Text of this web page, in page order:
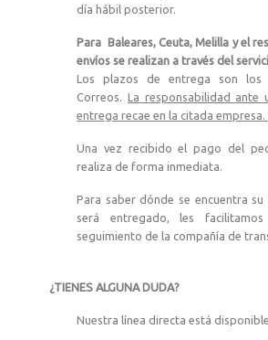
día hábil posterior.
Para Baleares, Ceuta, Melilla y el
envíos se realizan a través del
Los plazos de entrega son los
Correos.La responsabilidad
entrega recae en la citada empresa.
Una vez recibido el pago del
realiza de forma inmediata.
Para saber dónde se encuentra
será entregado, les
seguimiento de la compañía de
¿TIENES ALGUNA DUDA?
Nuestra línea directa está